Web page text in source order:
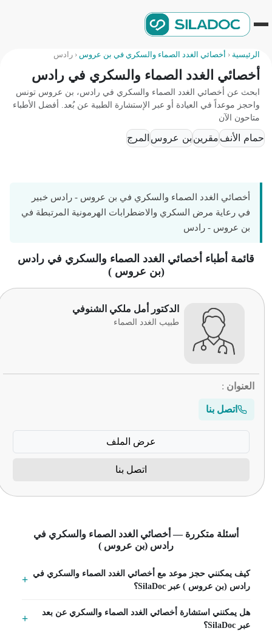
الرئيسية‹أخصائي الغدد الصماء والسكري في بن عروس‹رادس
أخصائي الغدد الصماء والسكري في رادس
ابحث عن أخصائي الغدد الصماء والسكري في رادس، بن عروس تونس
واحجز موعداً في العيادة أو عبر الإستشارة الطبية عن بُعد. أفضل الأطباء
متاحون الآن
حمام الأنف مقرينبن عروسالمرج
أخصائي الغدد الصماء والسكري في بن عروس - رادس خبير
في رعاية مرض السكري والاضطرابات الهرمونية المرتبطة في
بن عروس - رادس
قائمة أطباء أخصائي الغدد الصماء والسكري في رادس
(بن عروس )
الدكتور أمل ملكي الشنوفي
طبيب الغدد الصماء
العنوان :
اتصل بنا
عرض الملف
اتصل بنا
أسئلة متكررة — أخصائي الغدد الصماء والسكري في
رادس (بن عروس )
كيف يمكنني حجز موعد مع أخصائي الغدد الصماء والسكري في
رادس (بن عروس ) عبر SilaDoc؟
هل يمكنني استشارة أخصائي الغدد الصماء والسكري عن بعد
عبر SilaDoc؟